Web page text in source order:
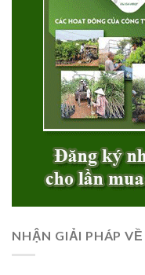
NHẬN GIẢI PHÁP